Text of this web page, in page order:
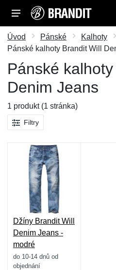
Úvod Pánské
Kalhoty
Pánské kalhoty Brandit Will
Pánské
Denim Jeans
1 produkt (1 stránka)
Filtry
Džíny Brandit Will
Denim Jeans -
modré
do 10-14 dnů od
objednání